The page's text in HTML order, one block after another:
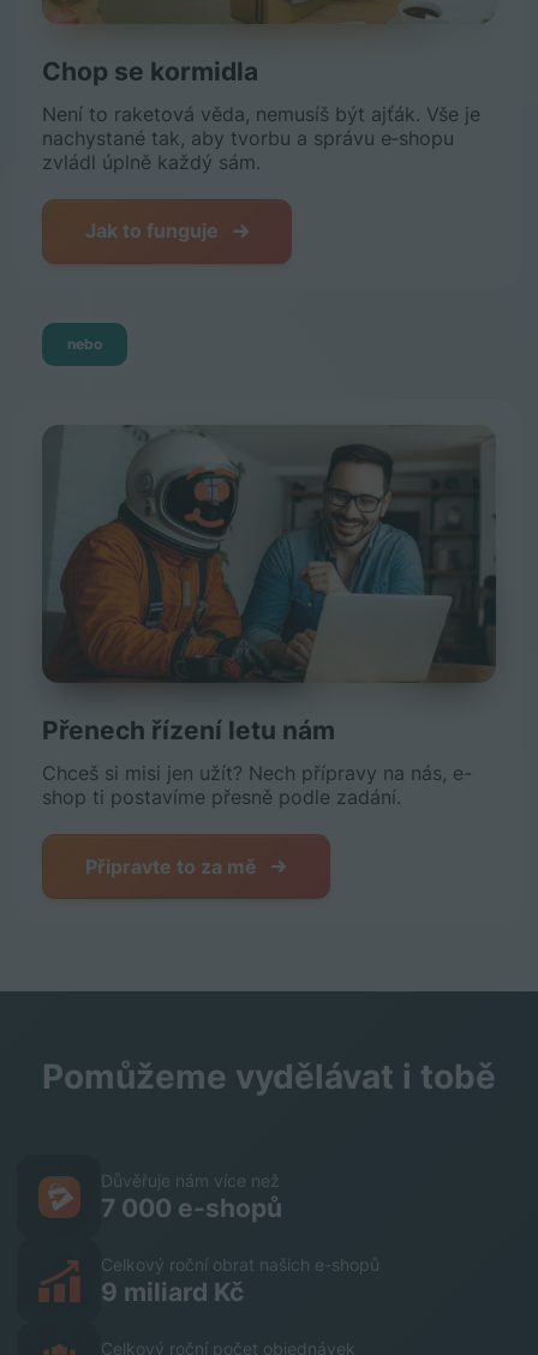
Chop se kormidla
Není to raketová věda, nemusíš být ajťák. Vše je
nachystané tak, aby tvorbu a správu e‑shopu
zvládl úplně každý sám.
Jak to funguje
nebo
Přenech řízení letu nám
Chceš si misi jen užít? Nech přípravy na nás, e-
shop ti postavíme přesně podle zadání.
Připravte to za mě
Pomůžeme vydělávat i tobě
Důvěřuje nám více než
7 000 e-shopů
Celkový roční obrat našich e-shopů
9 miliard Kč
Celkový roční počet objednávek